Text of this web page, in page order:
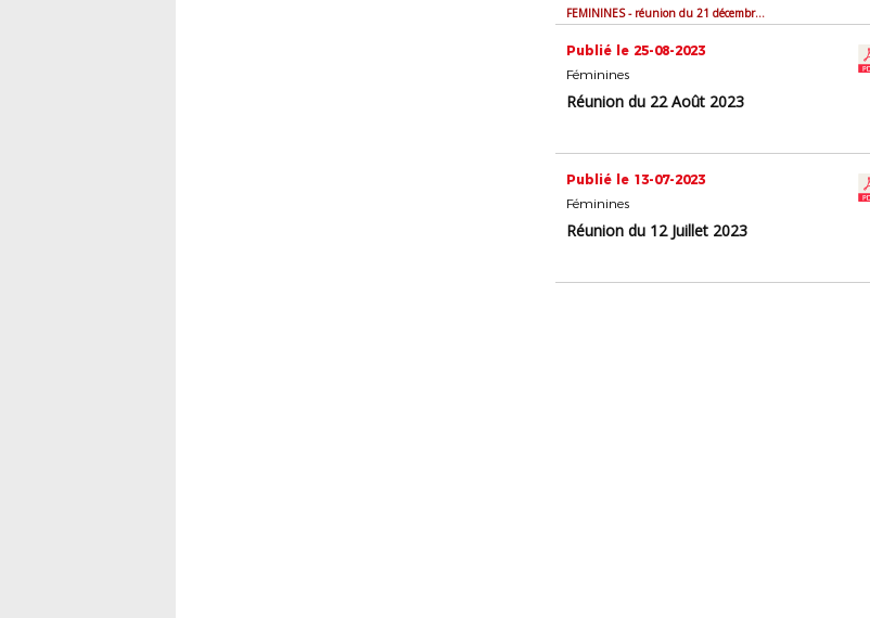
FEMININES - réunion du 21 décembre 2023
Publié le 25-08-2023
Féminines
Réunion du 22 Août 2023
Publié le 13-07-2023
Féminines
Réunion du 12 Juillet 2023